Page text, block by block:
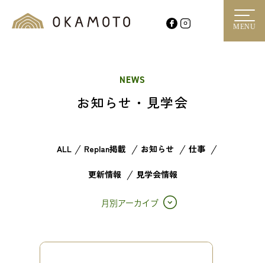
MENU
NEWS
お知らせ・見学会
ALL Replan掲載 お知らせ 仕事
更新情報 見学会情報
月別アーカイブ